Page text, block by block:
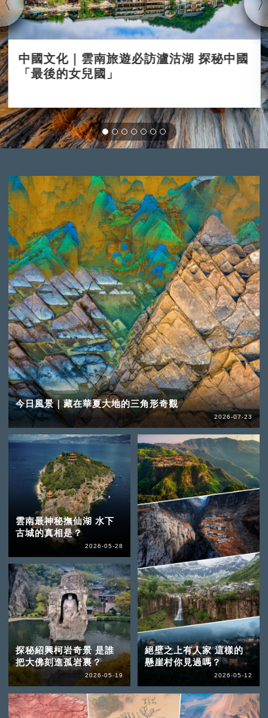
中國文化｜雲南旅遊必訪瀘沽湖 探秘中國
「最後的女兒國」
今日風景｜藏在華夏大地的三角形奇觀
2026-07-23
雲南最神秘撫仙湖 水下
古城的真相是？
2026-05-28
探秘紹興柯岩奇景 是誰
把大佛刻進孤岩裏？
2026-05-19
絕壁之上有人家 這樣的
懸崖村你見過嗎？
2026-05-12